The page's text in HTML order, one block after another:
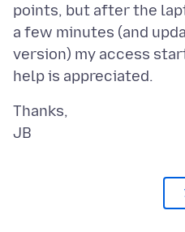
points, but after the
a few minutes (and
version) my access
Thanks,